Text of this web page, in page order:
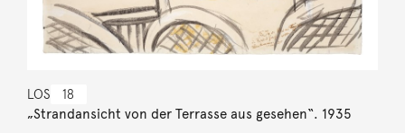
LOS 18
„Strandansicht von der Terrasse aus gesehen“. 1935